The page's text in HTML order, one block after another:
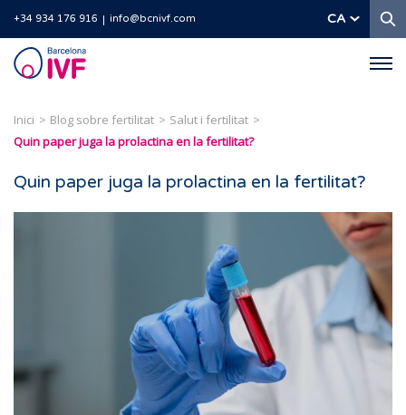
+34 934 176 916 info@bcnivf.com CA
Barcelona
IVF
Inici Blog sobre fertilitat
Salut i fertilitat
Quin paper juga la prolactina en la fertilitat?
Quin paper juga la prolactina en la fertilitat?